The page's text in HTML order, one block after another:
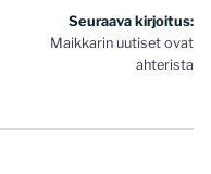
Seuraava kirjoitus:
Maikkarin uutiset ovat
ahterista